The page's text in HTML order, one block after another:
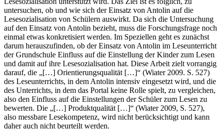
Lesesozialisation unterstützt wird. Das Ziel ist es folglich, zu
untersuchen, ob und wie sich der Einsatz von Antolin auf die
Lesesozialisation von Schülern auswirkt. Da sich die Untersuchung
auf den Einsatz von Antolin bezieht, muss die Forschungsfrage noch
einmal etwas konkretisiert werden. Im Speziellen geht es zunächst
darum herauszufinden, ob der Einsatz von Antolin im Leseunterricht
der Grundschule Einfluss auf die Einstellung der Kinder zum Lesen
und damit auf ihre Lesesozialisation hat. Diese Arbeit zielt vorrangig
darauf, die „[…] Orientierungsqualität […]“ (Wiater2009. S. 527)
des Leseunterrichts, in dem Antolin intensiv eingesetzt wird, und die
des Unterrichts, in dem das Portal keine Rolle spielt, zu vergleichen,
also den Einfluss auf die Einstellungen der Schüler zum Lesen zu
bewerten. Die „[…] Produktqualität […]“ (Wiater2009, S. 527),
also messbare Lesekompetenz, wird nicht berücksichtigt und kann